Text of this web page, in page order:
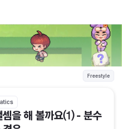
Freestyle
을 해 볼까요⑴ - 분수